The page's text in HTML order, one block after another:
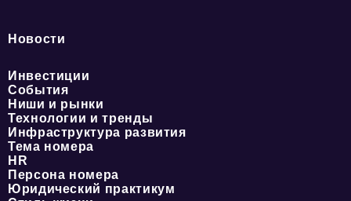
Новости
Инвестиции
События
Ниши и рынки
Технологии и тренды
Инфраструктура развития
Тема номера
HR
Персона номера
Юридический практикум